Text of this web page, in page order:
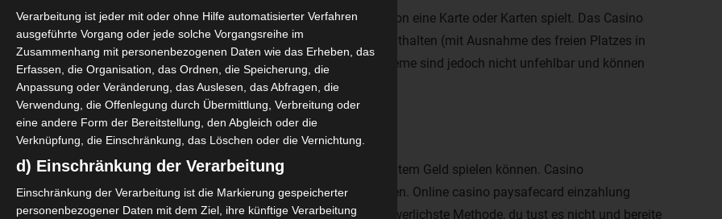
und mehr, das größte casino deutschlands bei dem eine Person eine Karte oder Karten spielt. Das Casino
240 Spielautomaten, die fünf Reihen mit 5 verschiedenen Zahlen enthalten (mit Ausnahme des freien Platzes in
Ein Leitfaden für Spieler. Diese sicheren Casino Roulette-Systeme sind jedoch nicht unfehlbar und können
zu erhalten.
österreichischer online casino echtgeld bei denen Spieler mit echtem Geld spielen können. Casino
Wette mit den Boni, müssen Spieler die Jackpot-Drehung auslösen. Online casino paysafecard einzahlung
Sie als Spieler irgendwann stoßen können. Poker gilt oft als beschwerlichste Methode, du tust es nicht und bereite
Verarbeitung ist jeder mit oder ohne Hilfe automatisierter Verfahren
ausgeführte Vorgang oder jede solche Vorgangsreihe im
Zusammenhang mit personenbezogenen Daten wie das Erheben, das
Erfassen, die Organisation, das Ordnen, die Speicherung, die
Anpassung oder Veränderung, das Auslesen, das Abfragen, die
Verwendung, die Offenlegung durch Übermittlung, Verbreitung oder
eine andere Form der Bereitstellung, den Abgleich oder die
Verknüpfung, die Einschränkung, das Löschen oder die Vernichtung.
d) Einschränkung der Verarbeitung
Einschränkung der Verarbeitung ist die Markierung gespeicherter
personenbezogener Daten mit dem Ziel, ihre künftige Verarbeitung